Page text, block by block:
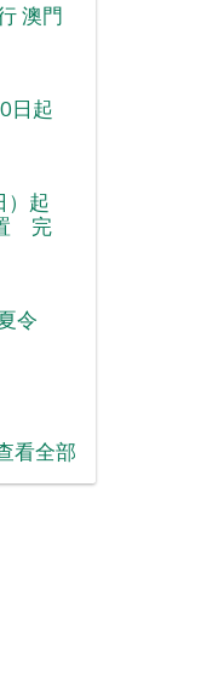
澳門
日起
）起
完
令
看全部